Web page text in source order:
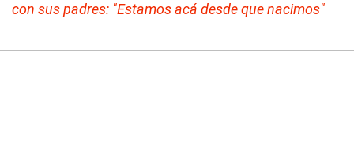
con sus padres: "Estamos acá desde que nacimos"